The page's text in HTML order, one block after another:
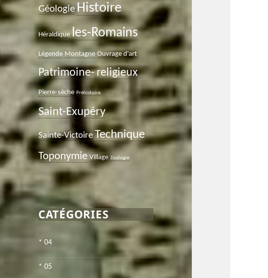
Géologie Histoire
Héraldique les-Romains
Légende Montagne Ouvrage d'art
Patrimoine- religieux
Pierre-sèche Préhistoire
Saint-Exupéry
Sainte-Victoire Technique
Toponymie Village Zoologie
CATÉGORIES
* 04
* 05